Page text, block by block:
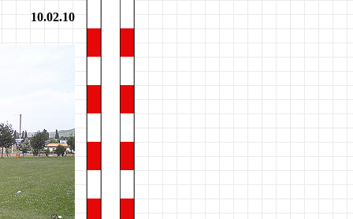
10.02.10